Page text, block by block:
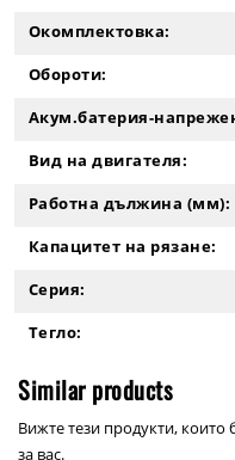
Окомплектовка:
Обороти:
Акум.батерия-
Вид на двигателя:
Работна дължина (мм):
Капацитет на рязане:
Серия:
Тегло:
Similar products
Вижте тези продукти, които
за вас.